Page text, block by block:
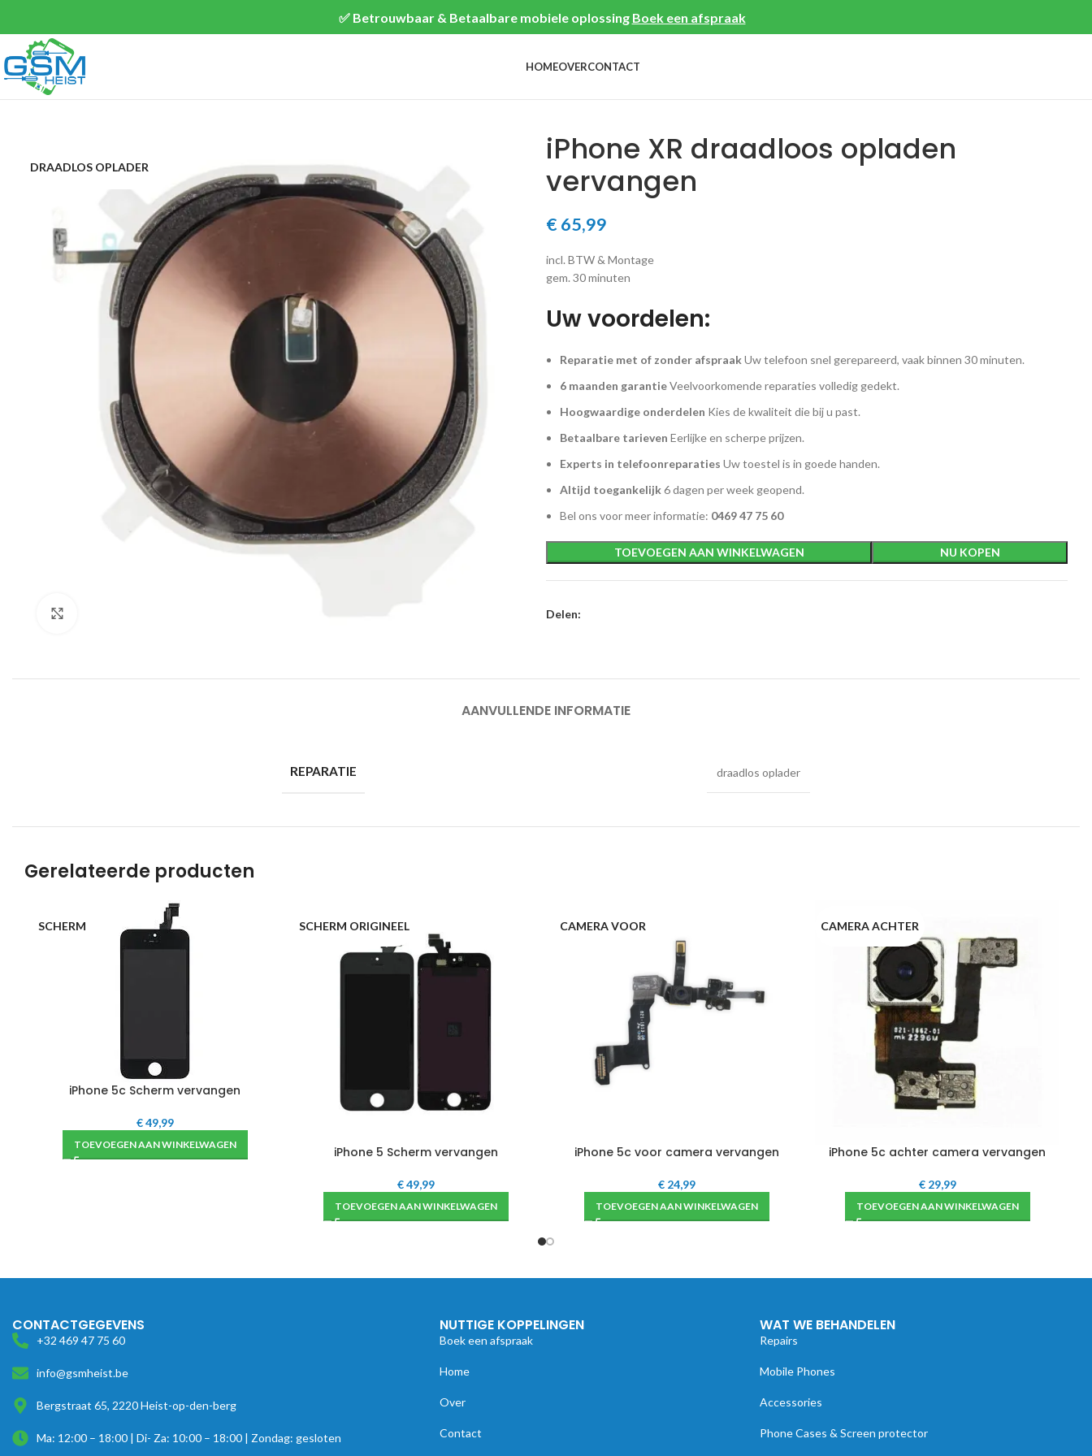
✅ Betrouwbaar & Betaalbare mobiele oplossing Boek een afspraak
HOMEOVERCONTACT
DRAADLOS OPLADER
iPhone XR draadloos opladen
vervangen
€ 65,99
incl. BTW & Montage
gem. 30 minuten
Uw voordelen:
Reparatie met of zonder afspraakUw telefoon snel gerepareerd, vaak binnen 30 minuten.
6 maanden garantieVeelvoorkomende reparaties volledig gedekt.
Hoogwaardige onderdelen Kies de kwaliteit die bij u past.
Betaalbare tarieven Eerlijke en scherpe prijzen.
Experts in telefoonreparaties Uw toestel is in goede handen.
Altijd toegankelijk6 dagen per week geopend.
Bel ons voor meer informatie: 0469 47 75 60
TOEVOEGEN AAN WINKELWAGEN NU KOPEN
Delen:
AANVULLENDE INFORMATIE
REPARATIE draadlos oplader
Gerelateerde producten
SCHERM
iPhone 5c Scherm vervangen
€49,99
TOEVOEGEN AAN WINKELWAGEN
SCHERM ORIGINEEL
iPhone 5 Scherm vervangen
€49,99
TOEVOEGEN AAN WINKELWAGEN
CAMERA VOOR
iPhone 5c voor camera vervangen
€24,99
TOEVOEGEN AAN WINKELWAGEN
CAMERA ACHTER
iPhone 5c achter camera vervangen
€29,99
TOEVOEGEN AAN WINKELWAGEN
CONTACTGEGEVENS
+32 469 47 75 60
info@gsmheist.be
Bergstraat 65, 2220 Heist-op-den-berg
Ma: 12:00 – 18:00 | Di- Za: 10:00 – 18:00 | Zondag: gesloten
NUTTIGE KOPPELINGEN
Boek een afspraak
Home
Over
Contact
WAT WE BEHANDELEN
Repairs
Mobile Phones
Accessories
Phone Cases & Screen protector